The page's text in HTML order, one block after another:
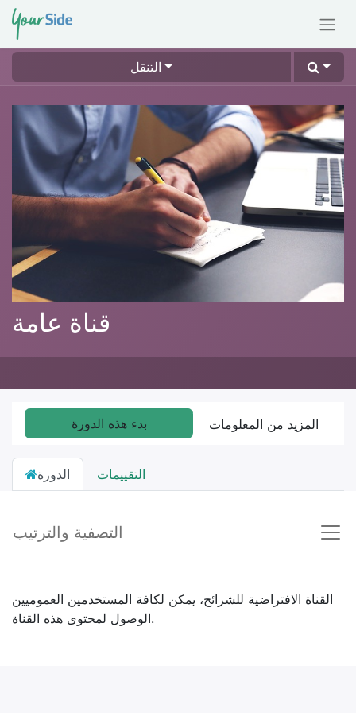
التنقل
قناة عامة
بدء هذه الدورة المزيد من المعلومات
الدورة التقييمات
التصفية والترتيب
القناة الافتراضية للشرائح، يمكن لكافة المستخدمين العموميين
الوصول لمحتوى هذه القناة.